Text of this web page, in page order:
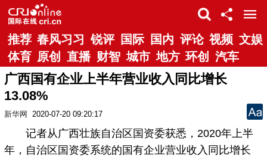
推荐 春风习习 锐评 国际 国内 评论 视频 文娱
体育 原创 直播 财智 城市 地方 环创 汽车
广西国有企业上半年营业收入同比增长
13.08%
新华网 2020-07-20 09:20:17
记者从广西壮族自治区国资委获悉，2020年上半
年，自治区国资委系统的国有企业营业收入同比增长